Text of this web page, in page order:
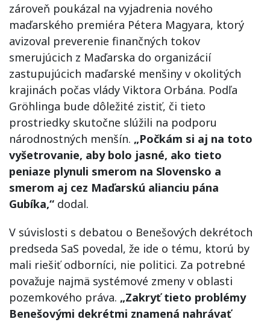
zároveň poukázal na vyjadrenia nového
maďarského premiéra Pétera Magyara, ktorý
avizoval preverenie finančných tokov
smerujúcich z Maďarska do organizácií
zastupujúcich maďarské menšiny v okolitých
krajinách počas vlády Viktora Orbána. Podľa
Gröhlinga bude dôležité zistiť, či tieto
prostriedky skutočne slúžili na podporu
národnostných menšín. „Počkám si aj na toto
vyšetrovanie, aby bolo jasné, ako tieto
peniaze plynuli smerom na Slovensko a
smerom aj cez Maďarskú alianciu pána
Gubíka,“ dodal.
V súvislosti s debatou o Benešových dekrétoch
predseda SaS povedal, že ide o tému, ktorú by
mali riešiť odborníci, nie politici. Za potrebné
považuje najmä systémové zmeny v oblasti
pozemkového práva. „Zakryť tieto problémy
Benešovými dekrétmi znamená nahrávať